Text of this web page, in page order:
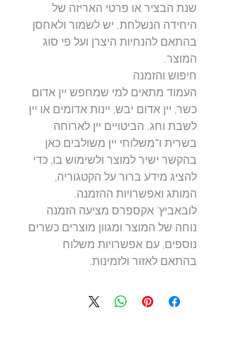
שנת הבציר או פרטי האריזה של
היחידה הנשלחת. יש לשמור ולאחסן
בהתאם להנחיות היצרן ועל פי סוג
המוצר.
חיפוש והזמנה
העמוד מתאים למי שמחפש יין אדום
כשר, יין אדום יבש, יינות אדומים או יין
לשבת וחג. הביטויים יין לארוחה
בשרית ו־משלוחי יין משולבים כאן
בהקשר ישיר למוצר ולשימוש בו, כדי
להציג מידע ברור על הקטגוריה,
המותג ואפשרויות ההזמנה.
לובאביץ' אקספרס מציעה הזמנה
נוחה של המוצר ומגוון מוצרים כשרים
נוספים, עם אפשרויות משלוח
בהתאם לאזור ולזמינות.